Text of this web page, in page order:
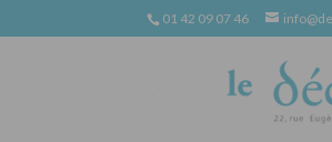
01 42 09 07 46